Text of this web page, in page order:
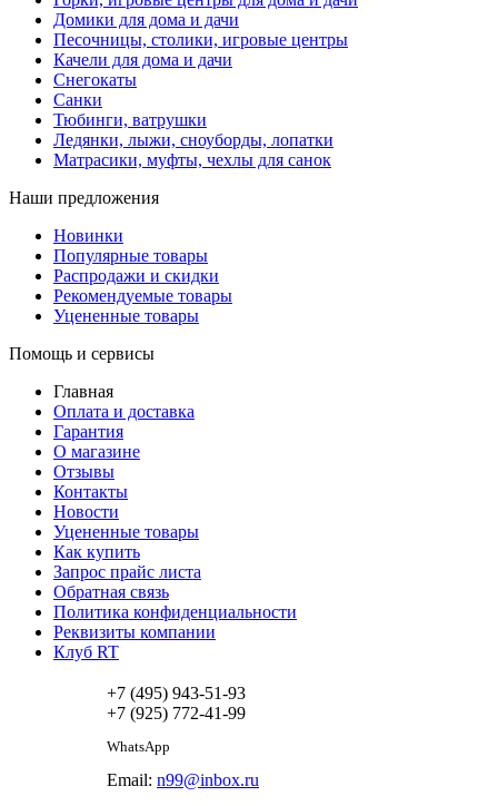
Домики для дома и дачи
Песочницы, столики, игровые центры
Качели для дома и дачи
Снегокаты
Санки
Тюбинги, ватрушки
Ледянки, лыжи, сноуборды, лопатки
Матрасики, муфты, чехлы для санок
Наши предложения
Новинки
Популярные товары
Распродажи и скидки
Рекомендуемые товары
Уцененные товары
Помощь и сервисы
Главная
Оплата и доставка
Гарантия
О магазине
Отзывы
Контакты
Новости
Уцененные товары
Как купить
Запрос прайс листа
Обратная связь
Политика конфиденциальности
Реквизиты компании
Клуб RT
+7 (495) 943-51-93
+7 (925) 772-41-99
WhatsApp
Email: n99@inbox.ru